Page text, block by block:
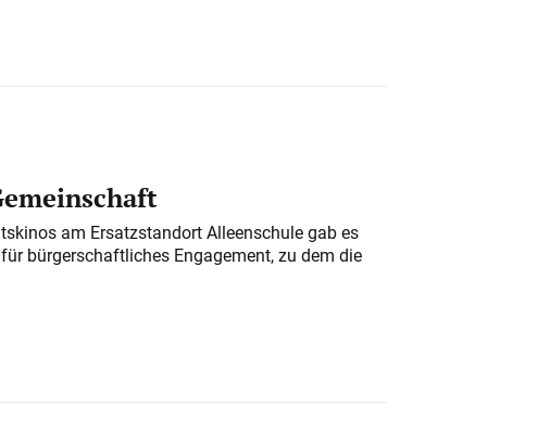
am Ersatzstandort Alleenschule gab es
bürgerschaftliches Engagement, zu dem die